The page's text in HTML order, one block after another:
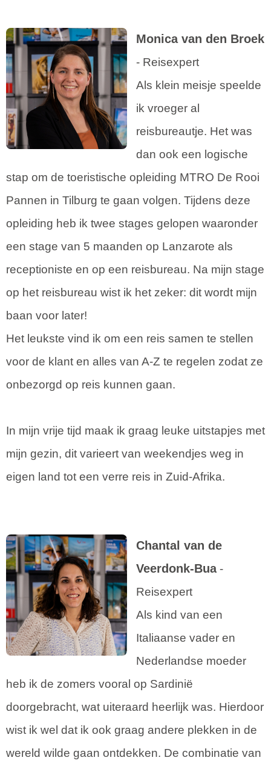
Monica van den Broek
- Reisexpert
Als klein meisje speelde
ik vroeger al
reisbureautje. Het was
dan ook een logische
stap om de toeristische opleiding MTRO De Rooi
Pannen in Tilburg te gaan volgen. Tijdens deze
opleiding heb ik twee stages gelopen waaronder
een stage van 5 maanden op Lanzarote als
receptioniste en op een reisbureau. Na mijn stage
op het reisbureau wist ik het zeker: dit wordt mijn
baan voor later!
Het leukste vind ik om een reis samen te stellen
voor de klant en alles van A-Z te regelen zodat ze
onbezorgd op reis kunnen gaan.
In mijn vrije tijd maak ik graag leuke uitstapjes met
mijn gezin, dit varieert van weekendjes weg in
eigen land tot een verre reis in Zuid-Afrika.
Chantal van de
Veerdonk-Bua-
Reisexpert
Als kind van een
Italiaanse vader en
Nederlandse moeder
heb ik de zomers vooral op Sardinië
doorgebracht, wat uiteraard heerlijk was. Hierdoor
wist ik wel dat ik ook graag andere plekken in de
wereld wilde gaan ontdekken. De combinatie van